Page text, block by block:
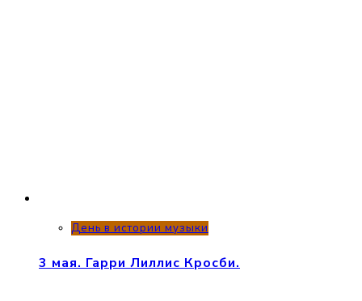
День в истории музыки
3 мая. Гарри Лиллис Кросби.